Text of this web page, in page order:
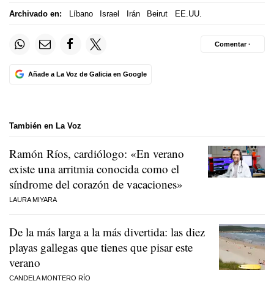
Archivado en: Líbano Israel Irán Beirut EE.UU.
Añade a La Voz de Galicia en Google
Comentar ·
También en La Voz
Ramón Ríos, cardiólogo: «En verano
existe una arritmia conocida como el
síndrome del corazón de vacaciones»
LAURA MIYARA
De la más larga a la más divertida: las diez
playas gallegas que tienes que pisar este
verano
CANDELA MONTERO RÍO